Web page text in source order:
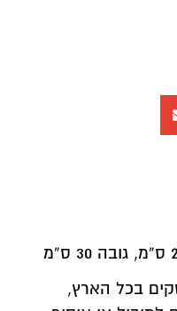
7 ימי עסקים בכל הארץ,